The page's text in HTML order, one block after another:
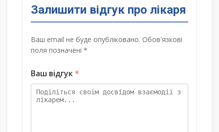
Залишити відгук про лікаря
Ваш email не буде опубліковано. Обов'язкові
поля позначені *
Ваш відгук*